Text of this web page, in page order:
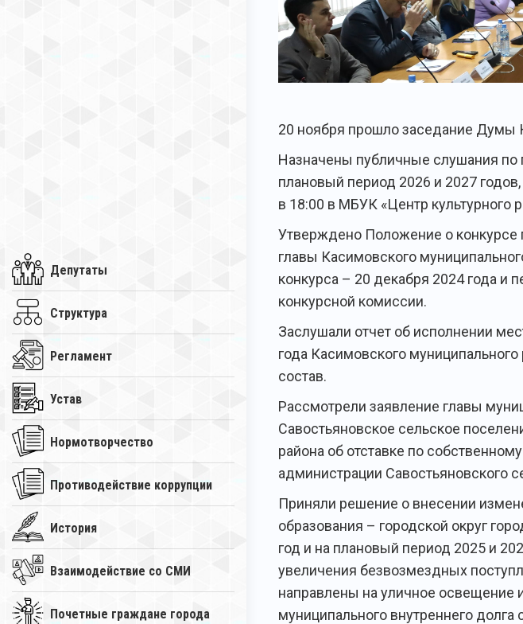
Депутаты
Структура
Регламент
Устав
Нормотворчество
Противодействие коррупции
История
Взаимодействие со СМИ
Почетные граждане города
20 ноября прошло заседание Думы
Назначены публичные слушания по
плановый период 2026 и 2027
в 18:00 в МБУК «Центр культурного
Утверждено Положение о конкурсе
главы Касимовского
конкурса – 20 декабря 2024 года и
конкурсной комиссии.
Заслушали отчет об исполнении
года Касимовского
состав.
Рассмотрели заявление главы
Савостьяновское сельское
района об отставке по
администрации Савостьяновского
Приняли решение о внесении
образования – городской округ
год и на плановый период 2025 и
увеличения безвозмездных
направлены на уличное освещение
муниципального внутреннего долга